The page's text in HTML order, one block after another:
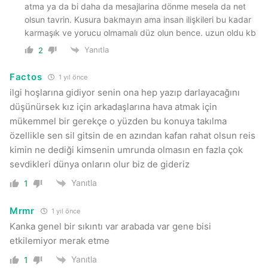
atma ya da bi daha da mesajlarina dönme mesela da net
olsun tavrin. Kusura bakmayın ama insan ilişkileri bu kadar
karmaşık ve yorucu olmamalı düz olun bence. uzun oldu kb
2 Yanıtla
Factos 1 yıl önce
ilgi hoşlarına gidiyor senin ona hep yazıp darlayacağını
düşünürsek kız için arkadaşlarına hava atmak için
mükemmel bir gerekçe o yüzden bu konuya takılma
özellikle sen sil gitsin de en azından kafan rahat olsun reis
kimin ne dediği kimsenin umrunda olmasın en fazla çok
sevdikleri dünya onların olur biz de gideriz
1 Yanıtla
Mrmr 1 yıl önce
Kanka genel bir sıkıntı var arabada var gene bisi
etkilemiyor merak etme
1 Yanıtla